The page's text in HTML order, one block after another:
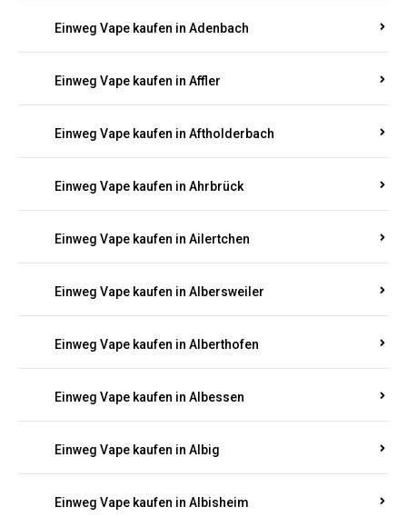
Einweg Vape kaufen in Adenbach
Einweg Vape kaufen in Affler
Einweg Vape kaufen in Aftholderbach
Einweg Vape kaufen in Ahrbrück
Einweg Vape kaufen in Ailertchen
Einweg Vape kaufen in Albersweiler
Einweg Vape kaufen in Alberthofen
Einweg Vape kaufen in Albessen
Einweg Vape kaufen in Albig
Einweg Vape kaufen in Albisheim